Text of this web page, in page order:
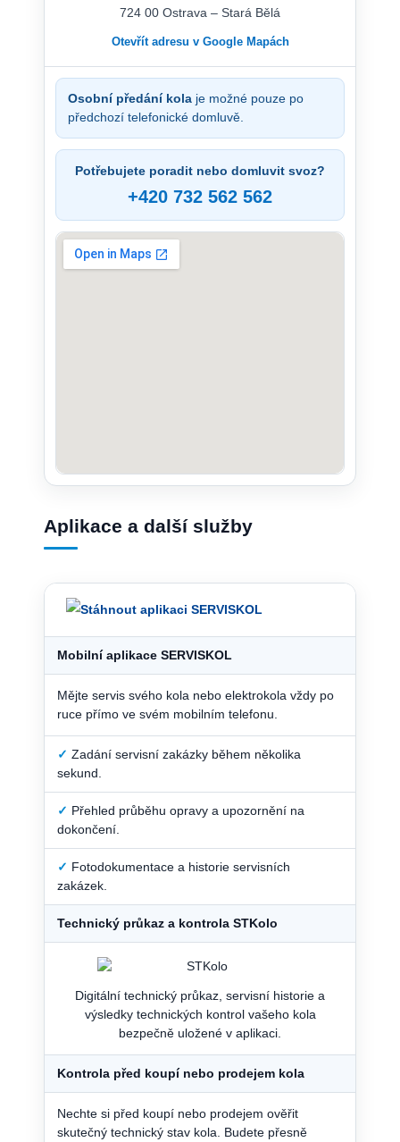
724 00 Ostrava – Stará Bělá
Otevřít adresu v Google Mapách
Osobní předání kola je možné pouze po
předchozí telefonické domluvě.
Potřebujete poradit nebo domluvit svoz?
+420 732 562 562
Aplikace a další služby
Mobilní aplikace SERVISKOL
Mějte servis svého kola nebo elektrokola vždy po
ruce přímo ve svém mobilním telefonu.
✓ Zadání servisní zakázky během několika
sekund.
✓ Přehled průběhu opravy a upozornění na
dokončení.
✓ Fotodokumentace a historie servisních
zakázek.
Technický průkaz a kontrola STKolo
Digitální technický průkaz, servisní historie a
výsledky technických kontrol vašeho kola
bezpečně uložené v aplikaci.
Kontrola před koupí nebo prodejem kola
Nechte si před koupí nebo prodejem ověřit
skutečný technický stav kola. Budete přesně